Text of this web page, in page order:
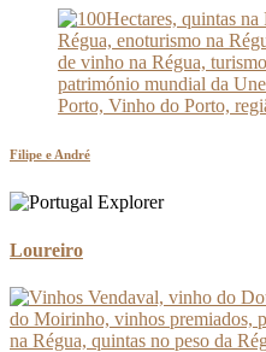
Filipe e André
Loureiro